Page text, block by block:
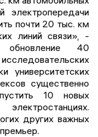
электропередачи
почти 20 тыс. км
линий связи», -
40
университетских
существенно
10 новых
других важных